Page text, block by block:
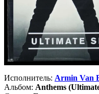
Исполнитель: Armin Van
Альбом: Anthems